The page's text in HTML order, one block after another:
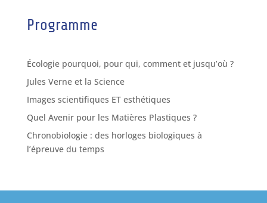
Programme
Écologie pourquoi, pour qui, comment et jusqu’où ?
Jules Verne et la Science
Images scientifiques ET esthétiques
Quel Avenir pour les Matières Plastiques ?
Chronobiologie : des horloges biologiques à
l’épreuve du temps